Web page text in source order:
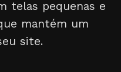
telas pequenas e
mantém um
site.